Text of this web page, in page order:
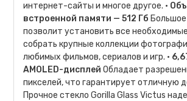
интернет-сайты и многое другое. •
встроенной памяти — 512 Гб
позволит установить все
собрать крупные коллекции
любимых фильмов, сериалов и игр. •
AMOLED-дисплей Обладает
пикселей, что гарантирует отличную
Прочное стекло Gorilla Glass Victus